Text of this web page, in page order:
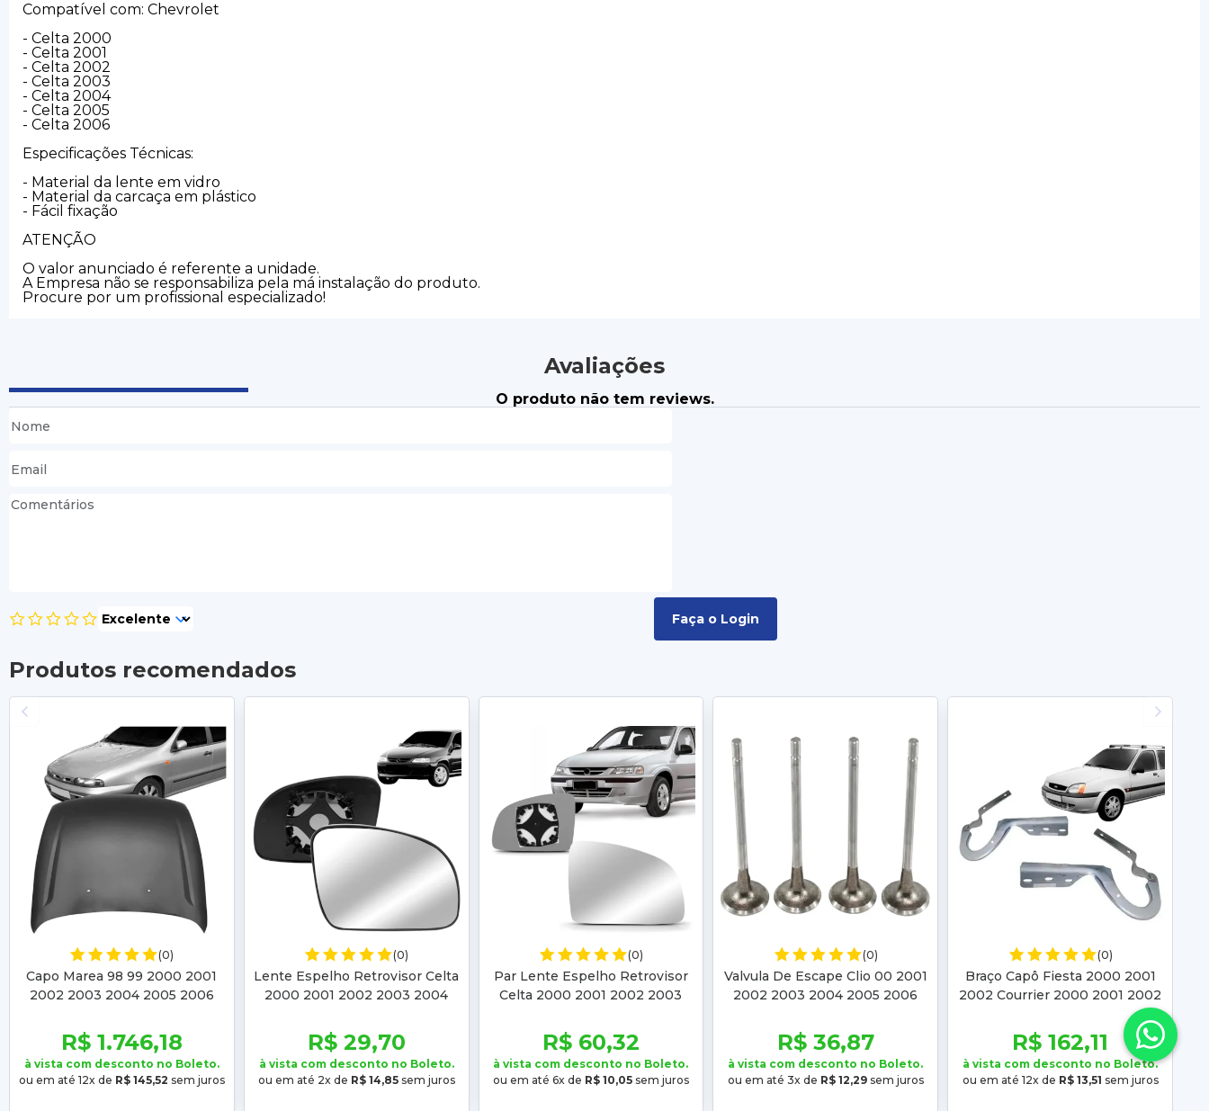
Compatível com: Chevrolet
- Celta 2000
- Celta 2001
- Celta 2002
- Celta 2003
- Celta 2004
- Celta 2005
- Celta 2006
Especificações Técnicas:
- Material da lente em vidro
- Material da carcaça em plástico
- Fácil fixação
ATENÇÃO
O valor anunciado é referente a unidade.
A Empresa não se responsabiliza pela má instalação do produto.
Procure por um profissional especializado!
Avaliações
O produto não tem reviews.
Faça o Login
Produtos recomendados
(0)
Capo Marea 98 99 2000 2001
2002 2003 2004 2005 2006
2003
R$ 1.746,18
à vista com desconto no Boleto.
ou em até 12x de R$ 145,52 sem juros
(0)
Lente Espelho Retrovisor Celta
2000 2001 2002 2003 2004
R$ 29,70
à vista com desconto no Boleto.
ou em até 2x de R$ 14,85sem juros
(0)
Par Lente Espelho Retrovisor
Celta 2000 2001 2002 2003
R$ 60,32
à vista com desconto no Boleto.
ou em até 6x de R$ 10,05sem juros
(0)
Valvula De Escape Clio 00 2001
2002 2003 2004 2005 2006
2006 2007
R$ 36,87
à vista com desconto no Boleto.
ou em até 3x de R$ 12,29sem juros
(0)
Braço Capô Fiesta 2000 2001
2002 Courrier 2000 2001 2002
2003 2004 2005 2006 2007
2008 2009 2010 201
R$ 162,11
à vista com desconto no Boleto.
ou em até 12x de R$ 13,51 sem juros